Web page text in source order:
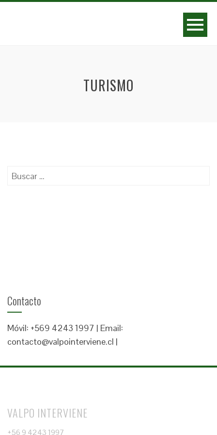
TURISMO
Buscar:
Contacto
Móvil: +569 4243 1997 | Email:
contacto@valpointerviene.cl |
VALPO INTERVIENE
+56 9 4243 1997